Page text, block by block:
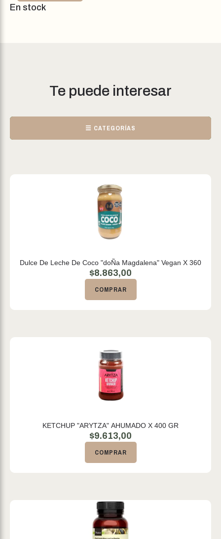
En stock
Te puede interesar
☰ CATEGORÍAS
Dulce De Leche De Coco "doÑa Magdalena" Vegan X 360
$8.863,00
COMPRAR
KETCHUP "ARYTZA" AHUMADO X 400 GR
$9.613,00
COMPRAR